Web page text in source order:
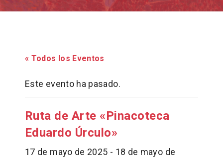
« Todos los Eventos
Este evento ha pasado.
Ruta de Arte «Pinacoteca
Eduardo Úrculo»
17 de mayo de 2025 - 18 de mayo de